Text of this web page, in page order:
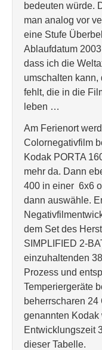
bedeuten würde.
man analog vor
eine Stufe
Ablaufdatum
dass ich die
umschalten
fehlt, die in die
leben …
Am Ferienort
Colornegativfilm
Kodak PORTA
mehr da. Dann
400 in einer 6x6
dann auswähle.
dem Set des
SIMPLIFIED 2-
einzuhaltenden
Prozess und
Temperiergeräte
beherrscharen 24
genannten
Entwicklungszeit
dieser Tabelle.